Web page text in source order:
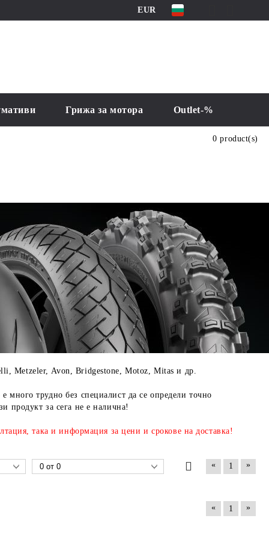
EUR
Грижа за мотора Outlet-%
Metzeler, Avon, Bridgestone, Motoz, Mitas и др.
трудно без специалист да се определи точно
продукт за сега не е налична!
така и информация за цени и срокове на доставка!
0 product(s)
« 1 »
« 1 »